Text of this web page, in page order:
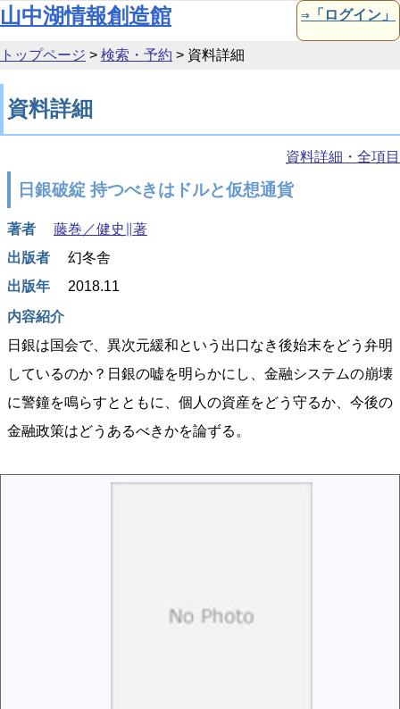
本文へ移動
山中湖情報創造館 ⇒「ログイン」
トップページ > 検索・予約 > 資料詳細
資料詳細
資料詳細・全項目
日銀破綻 持つべきはドルと仮想通貨
著者
藤巻／健史∥著
出版者
幻冬舎
出版年
2018.11
内容紹介
日銀は国会で、異次元緩和という出口なき後始末をどう弁明
しているのか？日銀の嘘を明らかにし、金融システムの崩壊
に警鐘を鳴らすとともに、個人の資産をどう守るか、今後の
金融政策はどうあるべきかを論ずる。